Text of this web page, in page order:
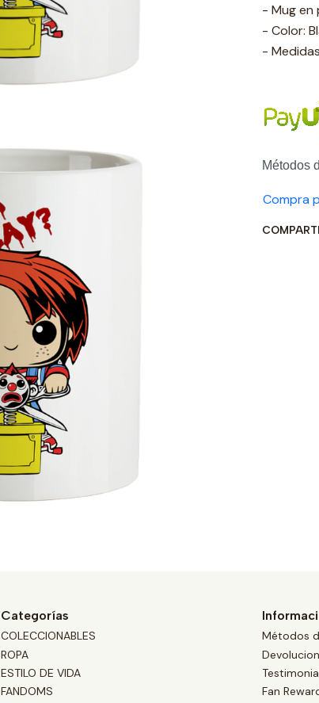
- Mug en
- Color:
-
Métodos
Compra
Categorías
COLECCIONABLES
ROPA
ESTILO DE VIDA
FANDOMS
Métodos
Fan